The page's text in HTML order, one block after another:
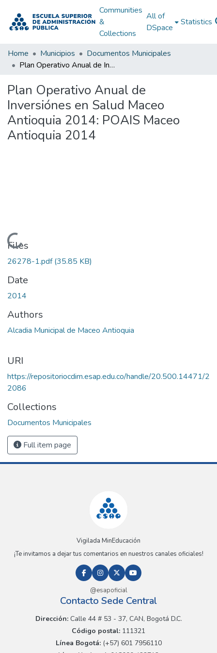
Communities
&
Collections
All of
DSpace
Statistics
Home Municipios
Documentos Municipales
Plan Operativo Anual de Inversiónes en Salud Maceo Antioquia 2014: POAIS Maceo Antioquia 2014
Plan Operativo Anual de
Inversiónes en Salud Maceo
Antioquia 2014: POAIS Maceo
Antioquia 2014
Loading...
Files
26278-1.pdf(35.85 KB)
Date
2014
Authors
Alcadia Municipal de Maceo Antioquia
URI
https://repositoriocdim.esap.edu.co/handle/20.500.14471/2
2086
Collections
Documentos Municipales
Full item page
Vigilada MinEducación
¡Te invitamos a dejar tus comentarios en nuestros canales oficiales!
@esapoficial
Contacto Sede Central
Dirección:Calle 44 # 53 - 37, CAN, Bogotá D.C.
Código postal: 111321
Línea Bogotá:(+57) 601 7956110